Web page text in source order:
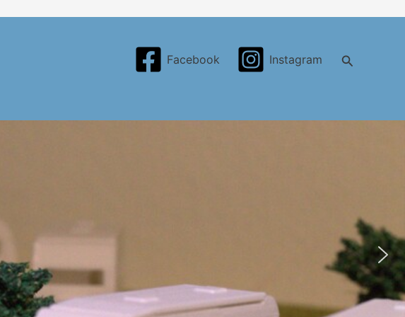
Facebook Instagram Search